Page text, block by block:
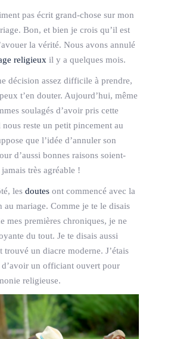
pas écrit grand-chose sur mon
Bon, et bien je crois qu’il est
la vérité. Nous avons annulé
religieux il y a quelques mois.
décision assez difficile à prendre,
t’en douter. Aujourd’hui, même
soulagés d’avoir pris cette
reste un petit pincement au
que l’idée d’annuler son
d’aussi bonnes raisons soient-
jamais très agréable !
les doutes ont commencé avec la
au mariage. Comme je te le disais
mes premières chroniques, je ne
du tout. Je te disais aussi
trouvé un diacre moderne. J’étais
un officiant ouvert pour
religieuse.